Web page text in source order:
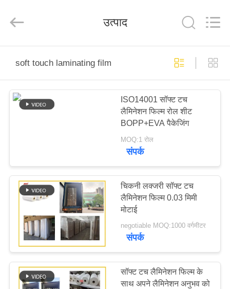
उत्पादों
हमारे
कारखाना
भ्रमण
COMPOSITE
MATERIAL CO., LTD..
उत्पाद
soft touch laminating film
ISO14001 सॉफ्ट टच
लैमिनेशन फिल्म रोल शीट
BOPP+EVA पैकेजिंग
MOQ:1 रोल
संपर्क
चिकनी लक्जरी सॉफ्ट टच
लैमिनेशन फिल्म 0.03 मिमी
मोटाई
negotiable MOQ:1000 वर्गमीटर
संपर्क
सॉफ्ट टच लैमिनेशन फिल्म के
साथ अपने लैमिनेशन अनुभव को